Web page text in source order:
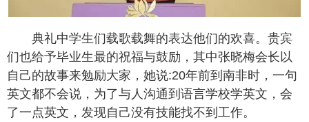
典礼中学生们载歌载舞的表达他们的欢喜。贵宾
们也给予毕业生最的祝福与鼓励，其中张晓梅会长以
自己的故事来勉励大家，她说:20年前到南非时，一句
英文都不会说，为了与人沟通到语言学校学英文，会
了一点英文，发现自己没有技能找不到工作。